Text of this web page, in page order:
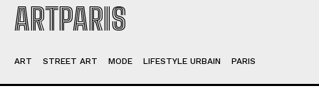
ARTPARIS
ART STREET ART MODE LIFESTYLE URBAIN PARIS